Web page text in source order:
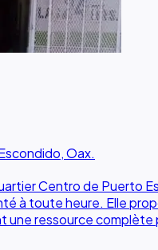
Oax.
Centro de
à toute heure. Elle
une ressource complète